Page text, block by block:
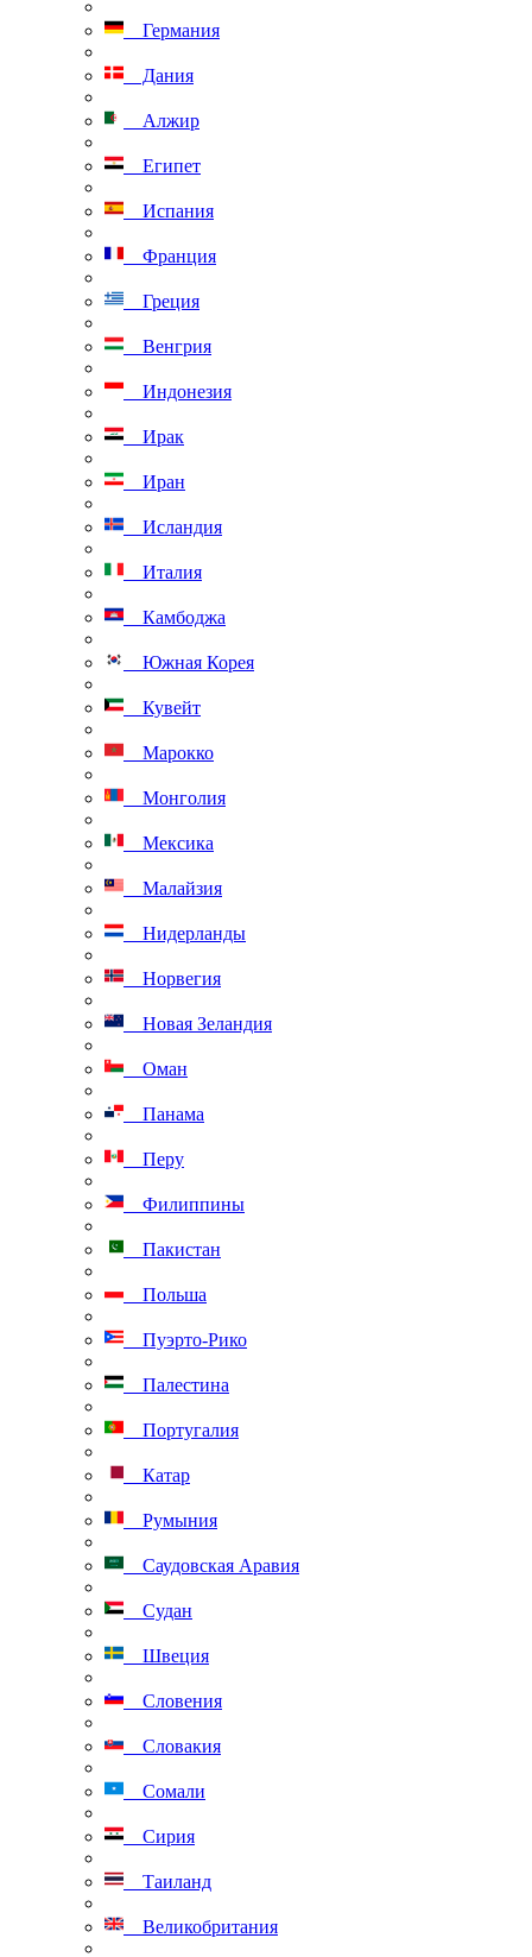
Германия
Дания
Алжир
Египет
Испания
Франция
Греция
Венгрия
Индонезия
Ирак
Иран
Исландия
Италия
Камбоджа
Южная Корея
Кувейт
Марокко
Монголия
Мексика
Малайзия
Нидерланды
Норвегия
Новая Зеландия
Оман
Панама
Перу
Филиппины
Пакистан
Польша
Пуэрто-Рико
Палестина
Португалия
Катар
Румыния
Саудовская Аравия
Судан
Швеция
Словения
Словакия
Сомали
Сирия
Таиланд
Великобритания